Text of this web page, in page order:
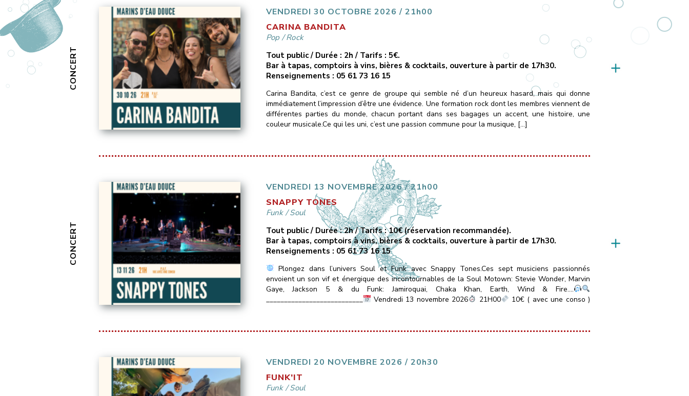
CONCERT
VENDREDI 30 OCTOBRE 2026 / 21h00
CARINA BANDITA
Pop /Rock
Tout public / Durée : 2h / Tarifs : 5€.
Bar à tapas, comptoirs à vins, bières & cocktails, ouverture à partir de 17h30.
Renseignements : 05 61 73 16 15
Carina Bandita, c’est ce genre de groupe qui semble né d’un heureux hasard, mais qui donne
immédiatement l’impression d’être une évidence. Une formation rock dont les membres viennent de
différentes parties du monde, chacun portant dans ses bagages un accent, une histoire, une
couleur musicale.Ce qui les uni, c’est une passion commune pour la musique, […]
CONCERT
VENDREDI 13 NOVEMBRE 2026 / 21h00
SNAPPY TONES
Funk/Soul
Tout public / Durée : 2h / Tarifs : 10€ (réservation recommandée).
Bar à tapas, comptoirs à vins, bières & cocktails, ouverture à partir de 17h30.
Renseignements : 05 61 73 16 15
Plongez dans l’univers Soul et Funk avec Snappy Tones.Ces sept musiciens passionnés
envoient un son vif et énergique des incontournables de la Soul Motown: Stevie Wonder, Marvin
Gaye, Jackson 5 & du Funk: Jamiroquai, Chaka Khan, Earth, Wind & Fire….
___________________________
Vendredi 13 novembre 2026 21H00
10€ ( avec une conso )
VENDREDI 20 NOVEMBRE 2026 / 20h30
FUNK’IT
Funk/Soul